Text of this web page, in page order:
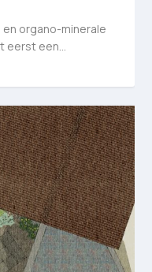
organo-minerale
een...